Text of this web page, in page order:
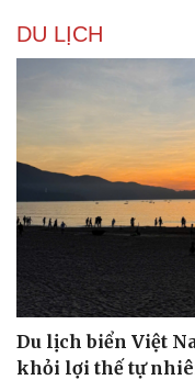
DU LỊCH
Du lịch biển Việt
khỏi lợi thế tự